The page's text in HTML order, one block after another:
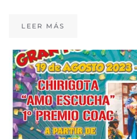
LEER MÁS